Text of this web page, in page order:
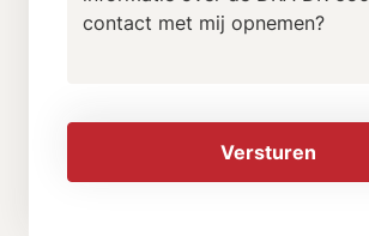
Versturen